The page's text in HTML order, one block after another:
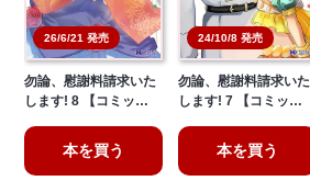
26/6/21 発売
勿論、慰謝料請求いた
します! 8 【コミッ…
本を買う
24/10/8 発売
勿論、慰謝料請求いた
します! 7 【コミッ…
本を買う